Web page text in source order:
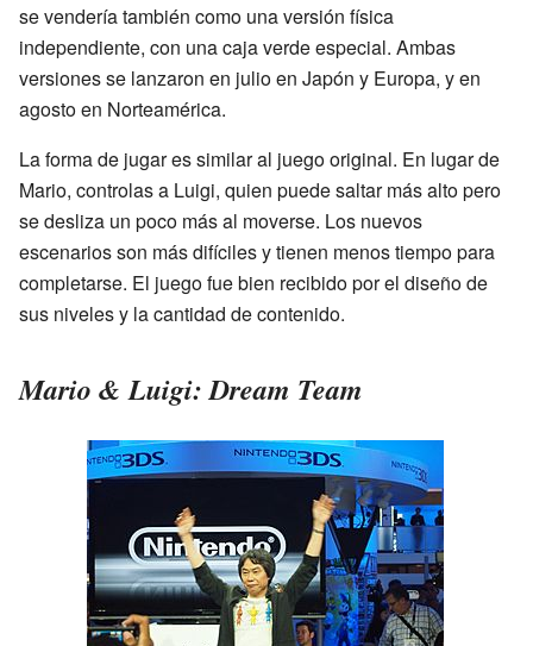
se vendería también como una versión física
independiente, con una caja verde especial. Ambas
versiones se lanzaron en julio en Japón y Europa, y en
agosto en Norteamérica.
La forma de jugar es similar al juego original. En lugar de
Mario, controlas a Luigi, quien puede saltar más alto pero
se desliza un poco más al moverse. Los nuevos
escenarios son más difíciles y tienen menos tiempo para
completarse. El juego fue bien recibido por el diseño de
sus niveles y la cantidad de contenido.
Mario & Luigi: Dream Team